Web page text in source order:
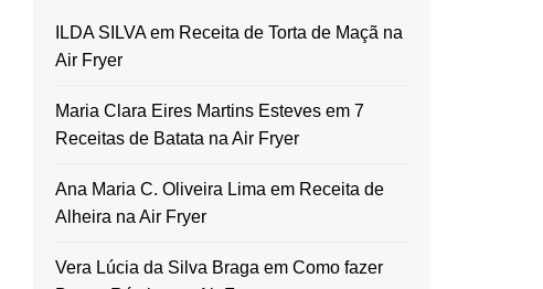
ILDA SILVAem Receita de Torta de Maçã na
Air Fryer
Maria Clara Eires Martins Esteves em 7
Receitas de Batata na Air Fryer
Ana Maria C. Oliveira Lima em Receita de
Alheira na Air Fryer
Vera Lúcia da Silva Braga em Como fazer